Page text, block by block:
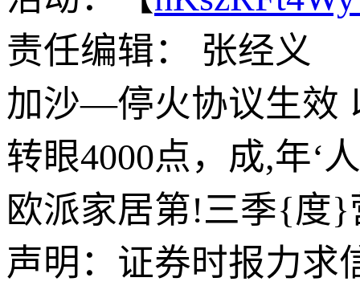
责任编辑： 张经义
加沙—停火协议生效
转眼4000点，成,年‘
欧派家居第!三季{度}
声明：证券时报力求